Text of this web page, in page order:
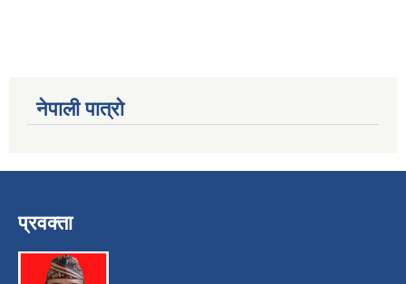
नेपाली पात्रो
प्रवक्ता